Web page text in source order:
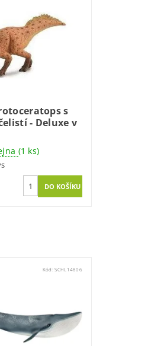
s
- Deluxe v
(1 ks)
Kód:SCHL14806